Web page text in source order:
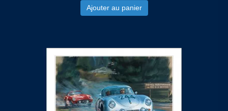
Ajouter au panier